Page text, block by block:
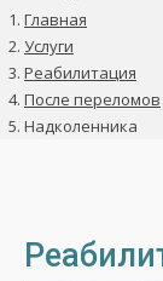
Главная
Услуги
Реабилитация
После переломов
Надколенника